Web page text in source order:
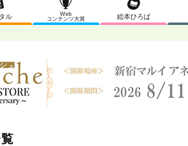
ル
Web
コンテンツ大賞
絵本ひろば